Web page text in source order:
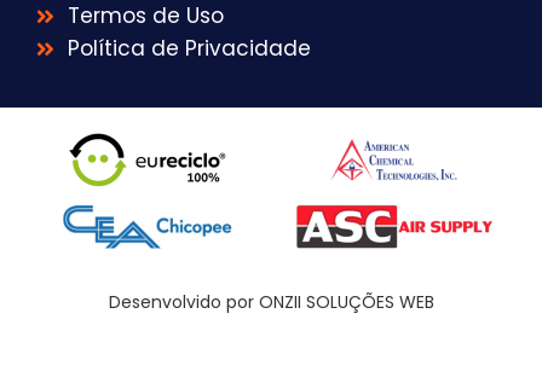
Termos de Uso
Política de Privacidade
Desenvolvido por ONZII SOLUÇÕES WEB